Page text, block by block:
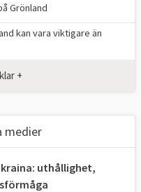
rätt och
kan bli
till Ryssland:
avbryta kriget mot
Grönland
kan vara viktigare än
+
medier
uthållighet,